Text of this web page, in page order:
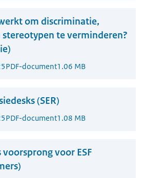
om discriminatie,
te verminderen?
PDF-document1.06 MB
(SER)
PDF-document1.08 MB
voorsprong voor ESF